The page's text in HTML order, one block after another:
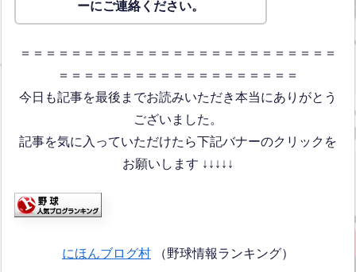
ーにご連絡ください。
＝＝＝＝＝＝＝＝＝＝＝＝＝＝＝＝＝＝＝＝＝＝＝＝＝
＝＝＝＝＝＝＝＝＝＝＝＝＝＝＝＝＝＝＝
今日も記事を最後までお読みいただき本当にありがとう
ございました。
記事を気に入っていただけたら下記バナーのクリックを
お願いします ↓↓↓↓↓
にほんブログ村 （野球情報ランキング）